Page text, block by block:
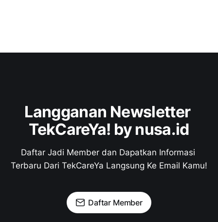
Langganan Newsletter
TekCareYa! by nusa.id
Daftar Jadi Member dan Dapatkan Informasi
Terbaru Dari TekCareYa Langsung Ke Email Kamu!
Daftar Member